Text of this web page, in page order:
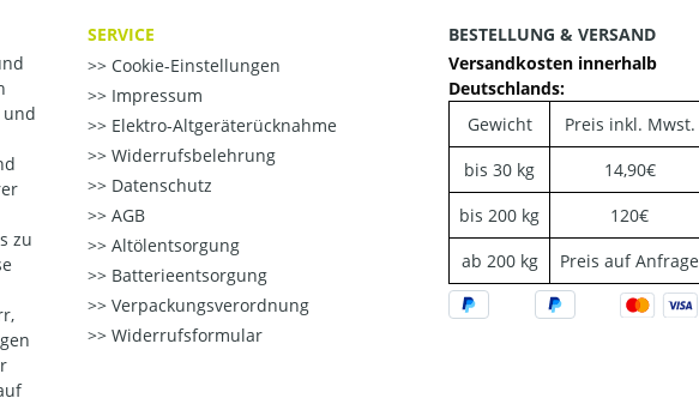
und
zu
SERVICE
Cookie-Einstellungen
Impressum
Elektro-Altgeräterücknahme
Widerrufsbelehrung
Datenschutz
AGB
Altölentsorgung
Batterieentsorgung
Verpackungsverordnung
Widerrufsformular
BESTELLUNG & VERSAND
Versandkosten innerhalb
Deutschlands:
Gewicht
Preis inkl. Mwst.
bis 30 kg
14,90€
bis 200 kg
120€
ab 200 kg
Preis auf Anfrage